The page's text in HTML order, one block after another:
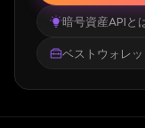
暗号資産APIと
ベストウォレッ